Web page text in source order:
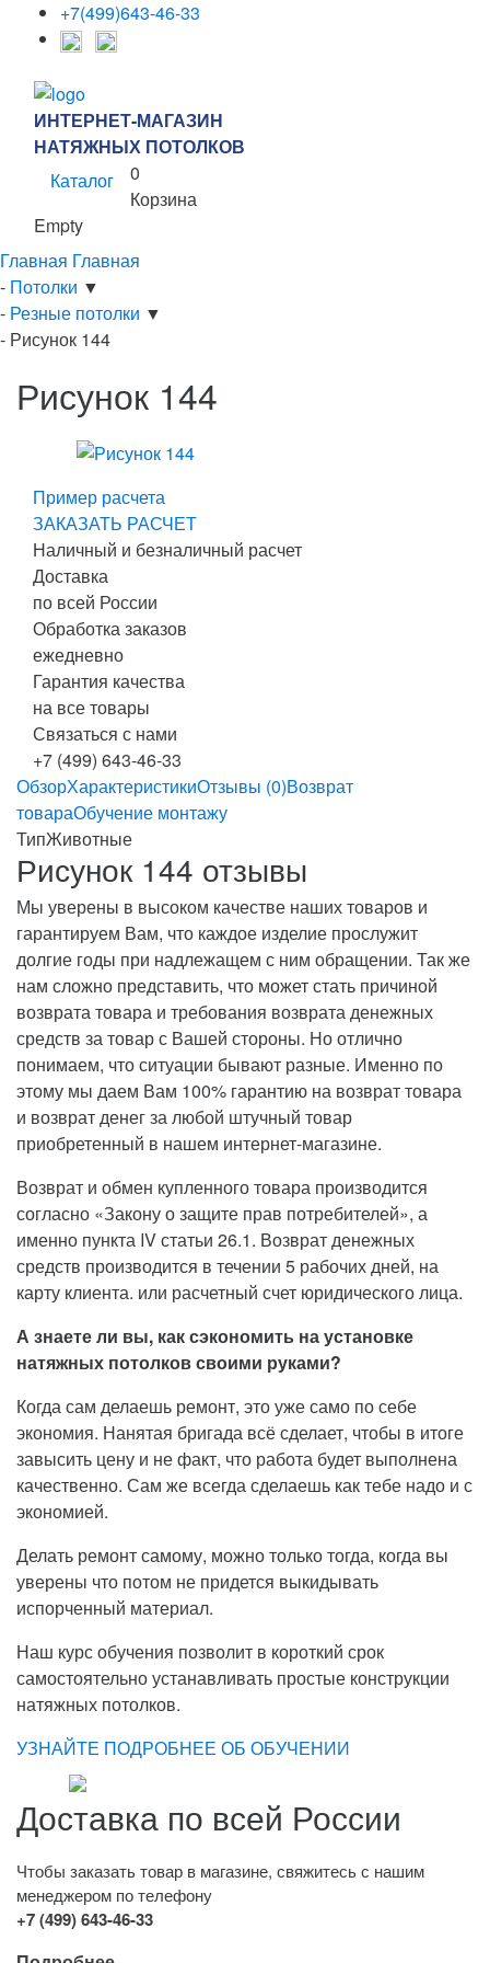
+7(499)643-46-33
ИНТЕРНЕТ-МАГАЗИН
НАТЯЖНЫХ ПОТОЛКОВ
Каталог
0
Корзина
Empty
Главная Главная
- Потолки ▼
- Резные потолки ▼
- Рисунок 144
Рисунок 144
Пример расчета
ЗАКАЗАТЬ РАСЧЕТ
Наличный и безналичный расчет
Доставка
по всей России
Обработка заказов
ежедневно
Гарантия качества
на все товары
Связаться с нами
+7 (499) 643-46-33
ОбзорХарактеристикиОтзывы (0)Возврат
товараОбучение монтажу
ТипЖивотные
Рисунок 144 отзывы
Мы уверены в высоком качестве наших товаров и
гарантируем Вам, что каждое изделие прослужит
долгие годы при надлежащем с ним обращении. Так же
нам сложно представить, что может стать причиной
возврата товара и требования возврата денежных
средств за товар с Вашей стороны. Но отлично
понимаем, что ситуации бывают разные. Именно по
этому мы даем Вам 100% гарантию на возврат товара
и возврат денег за любой штучный товар
приобретенный в нашем интернет-магазине.
Возврат и обмен купленного товара производится
согласно «Закону о защите прав потребителей», а
именно пункта IV статьи 26.1. Возврат денежных
средств производится в течении 5 рабочих дней, на
карту клиента. или расчетный счет юридического лица.
А знаете ли вы, как сэкономить на установке
натяжных потолков своими руками?
Когда сам делаешь ремонт, это уже само по себе
экономия. Нанятая бригада всё сделает, чтобы в итоге
завысить цену и не факт, что работа будет выполнена
качественно. Сам же всегда сделаешь как тебе надо и с
экономией.
Делать ремонт самому, можно только тогда, когда вы
уверены что потом не придется выкидывать
испорченный материал.
Наш курс обучения позволит в короткий срок
самостоятельно устанавливать простые конструкции
натяжных потолков.
УЗНАЙТЕ ПОДРОБНЕЕ ОБ ОБУЧЕНИИ
Доставка по всей России
Чтобы заказать товар в магазине, свяжитесь с нашим
менеджером по телефону
+7 (499) 643-46-33